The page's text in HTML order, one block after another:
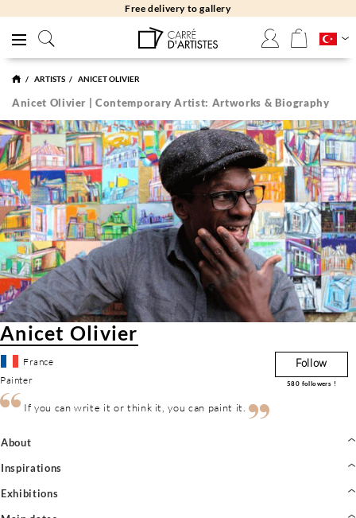
Free returns 30 days
ARTISTS ANICET OLIVIER
Anicet Olivier | Contemporary Artist: Artworks & Biography
Anicet Olivier
France
Painter
Follow
580 followers !
If you can write it or think it, you can paint it.
About
Inspirations
Exhibitions